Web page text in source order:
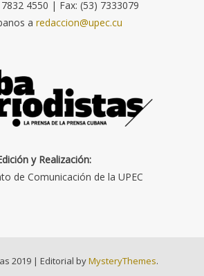
4550 | Fax: (53) 7333079
a redaccion@upec.cu
y Realización:
de Comunicación de la UPEC
2019 | Editorial byMysteryThemes.